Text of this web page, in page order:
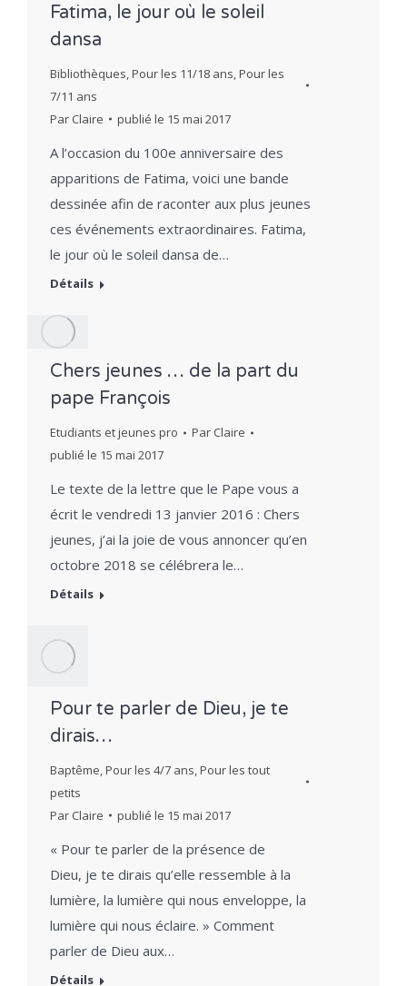
Fatima, le jour où le soleil
dansa
Bibliothèques Pour les 11/18 ans Pour les
7/11 ans
Par Claire publié le 15 mai 2017
A l’occasion du 100e anniversaire des
apparitions de Fatima, voici une bande
dessinée afin de raconter aux plus jeunes
ces événements extraordinaires. Fatima,
le jour où le soleil dansa de…
Détails
Chers jeunes … de la part du
pape François
Etudiants et jeunes pro Par Claire
publié le 15 mai 2017
Le texte de la lettre que le Pape vous a
écrit le vendredi 13 janvier 2016 : Chers
jeunes, j’ai la joie de vous annoncer qu’en
octobre 2018 se célébrera le…
Détails
Pour te parler de Dieu, je te
dirais…
Baptême Pour les 4/7 ans Pour les tout
petits
Par Claire publié le 15 mai 2017
« Pour te parler de la présence de
Dieu, je te dirais qu’elle ressemble à la
lumière, la lumière qui nous enveloppe, la
lumière qui nous éclaire. » Comment
parler de Dieu aux…
Détails